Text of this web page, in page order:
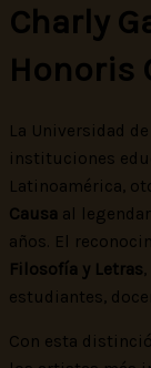
Charly
Honoris
La Universidad
instituciones
Latinoamérica,
Causa al
años. El
Filosofía y Letras
estudiantes,
Con esta